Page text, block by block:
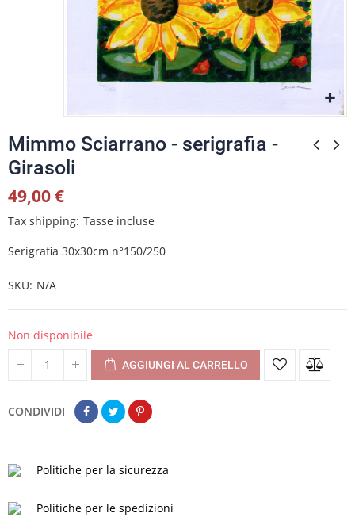
Mimmo Sciarrano - serigrafia -
Girasoli
49,00 €
Tax shipping Tasse incluse
Serigrafia 30x30cm n°150/250
SKU N/A
Non disponibile
AGGIUNGI AL CARRELLO
CONDIVIDI
Politiche per la sicurezza
Politiche per le spedizioni